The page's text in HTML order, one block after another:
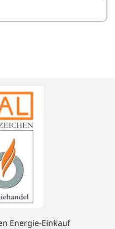
Energie-Einkauf